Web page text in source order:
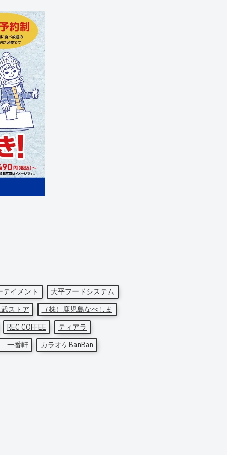
イメント
大平フードシステム
ストア
（株）鹿児島なべしま
REC COFFEE
ティアラ
一番軒
カラオケBanBan